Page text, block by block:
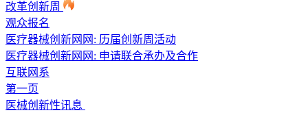
改革创新周
观众报名
医疗器械创新网网: 历届创新周活动
医疗器械创新网网: 申请联合承办及合作
互联网系
第一页
医械创新性讯息